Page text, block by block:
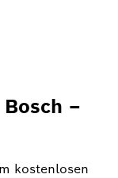
–
kostenlosen